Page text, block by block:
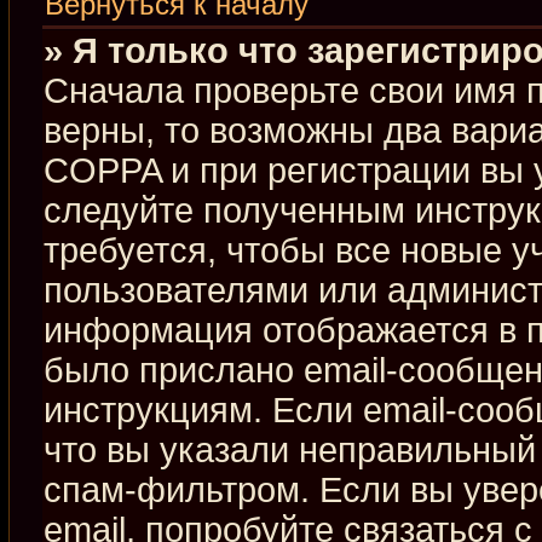
» Я только что
Сначала проверьте свои имя
верны, то возможны два
COPPA и при регистрации
следуйте полученным
требуется, чтобы все новые
пользователями или
информация отображается в
было прислано email-
инструкциям. Если email-
что вы указали
спам-фильтром. Если вы
email, попробуйте связаться